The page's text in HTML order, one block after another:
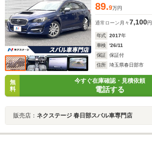
89.9万円
通常ローン 月々7,100円
年式 2017年
車検
'26/11
保証
保証付
住所
埼玉県春日部市
無
料
今すぐ在庫確認・見積依頼
電話する
販売店： ネクステージ 春日部スバル車専門店